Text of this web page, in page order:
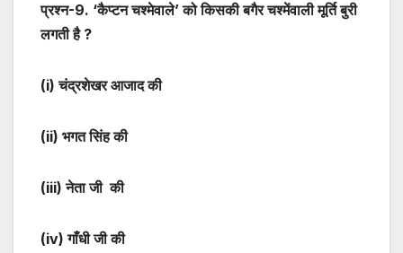
प्रश्न-9. ‘कैप्टन चश्मेवाले’ को किसकी बगैर चश्मेंवाली मूर्ति बुरी
लगती है ?
(i) चंद्रशेखर आजाद की
(ii) भगत सिंह की
(iii) नेता जी की
(iv) गाँधी जी की